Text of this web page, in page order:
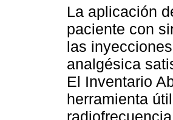
La aplicación
paciente con
las
analgésica
El Inventario
herramienta